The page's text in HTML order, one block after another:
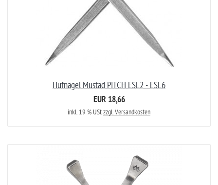
Hufnägel Mustad PITCH ESL2 - ESL6
EUR 18,66
inkl. 19 % UStzzgl. Versandkosten